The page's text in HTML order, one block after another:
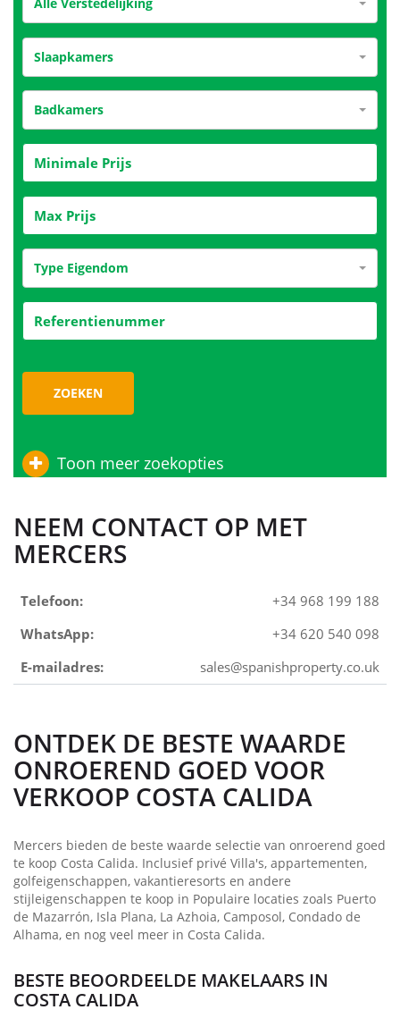
Slaapkamers
Badkamers
Type Eigendom
ZOEKEN
Toon meer zoekopties
NEEM CONTACT OP MET
MERCERS
Telefoon:
+34 968 199 188
WhatsApp:
+34 620 540 098
E-mailadres:
sales@spanishproperty.co.uk
ONTDEK DE BESTE WAARDE
ONROEREND GOED VOOR
VERKOOP COSTA CALIDA
Mercers bieden de beste waarde selectie van onroerend goed
te koop Costa Calida. Inclusief privé Villa's, appartementen,
golfeigenschappen, vakantieresorts en andere
stijleigenschappen te koop in Populaire locaties zoals Puerto
de Mazarrón, Isla Plana, La Azhoia, Camposol, Condado de
Alhama, en nog veel meer in Costa Calida.
BESTE BEOORDEELDE MAKELAARS IN
COSTA CALIDA